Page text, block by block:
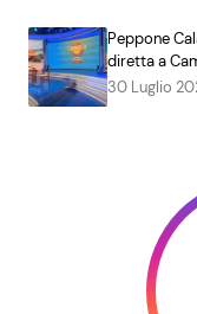
Peppone
diretta a
30 Luglio